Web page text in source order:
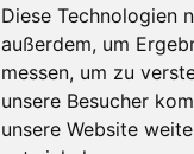
Diese Technologien
außerdem, um
messen, um zu
unsere Besucher
unsere Website